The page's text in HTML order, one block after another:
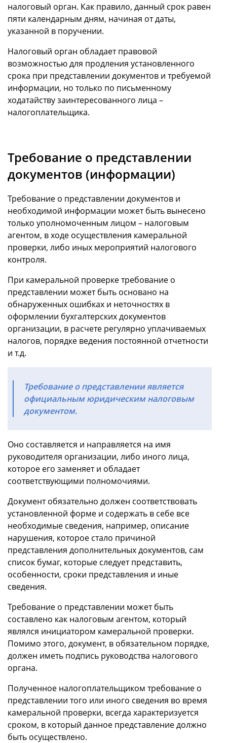
налоговый орган. Как правило, данный срок равен
пяти календарным дням, начиная от даты,
указанной в поручении.
Налоговый орган обладает правовой
возможностью для продления установленного
срока при представлении документов и требуемой
информации, но только по письменному
ходатайству заинтересованного лица –
налогоплательщика.
Требование о представлении
документов (информации)
Требование о представлении документов и
необходимой информации может быть вынесено
только уполномоченным лицом – налоговым
агентом, в ходе осуществления камеральной
проверки, либо иных мероприятий налогового
контроля.
При камеральной проверке требование о
представлении может быть основано на
обнаруженных ошибках и неточностях в
оформлении бухгалтерских документов
организации, в расчете регулярно уплачиваемых
налогов, порядке ведения постоянной отчетности
и т.д.
Требование о представлении является
официальным юридическим налоговым
документом.
Оно составляется и направляется на имя
руководителя организации, либо иного лица,
которое его заменяет и обладает
соответствующими полномочиями.
Документ обязательно должен соответствовать
установленной форме и содержать в себе все
необходимые сведения, например, описание
нарушения, которое стало причиной
представления дополнительных документов, сам
список бумаг, которые следует представить,
особенности, сроки представления и иные
сведения.
Требование о представлении может быть
составлено как налоговым агентом, который
являлся инициатором камеральной проверки.
Помимо этого, документ, в обязательном порядке,
должен иметь подпись руководства налогового
органа.
Полученное налогоплательщиком требование о
представлении того или иного сведения во время
камеральной проверки, всегда характеризуется
сроком, в который данное представление должно
быть осуществлено.